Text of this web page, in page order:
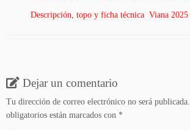
Descripción, topo y ficha técnica Viana 2025
Dejar un comentario
Tu dirección de correo electrónico no será publicada.
obligatorios están marcados con *